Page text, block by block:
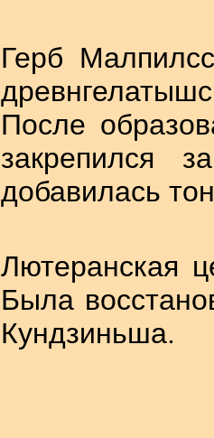
Герб
После
закрепился
добавилась
Лютеранская
Была
Кундзиньша.